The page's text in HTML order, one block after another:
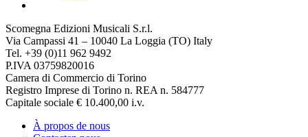
Scomegna Edizioni Musicali S.r.l.
Via Campassi 41 – 10040 La Loggia (TO) Italy
Tel. +39 (0)11 962 9492
P.IVA 03759820016
Camera di Commercio di Torino
Registro Imprese di Torino n. REA n. 584777
Capitale sociale € 10.400,00 i.v.
À propos de nous